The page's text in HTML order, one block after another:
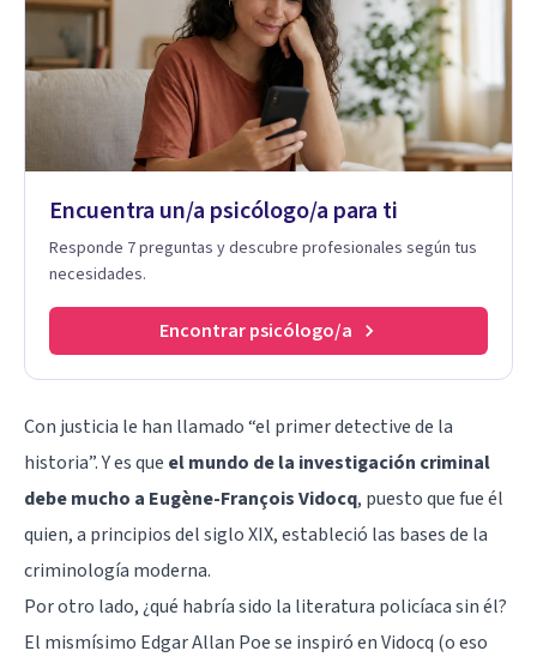
Encuentra un/a psicólogo/a para ti
Responde 7 preguntas y descubre profesionales según tus
necesidades.
Encontrar psicólogo/a
Con justicia le han llamado “el primer detective de la
historia”. Y es que el mundo de la investigación criminal
debe mucho a Eugène-François Vidocq, puesto que fue él
quien, a principios del siglo XIX, estableció las bases de la
criminología moderna.
Por otro lado, ¿qué habría sido la literatura policíaca sin él?
El mismísimo Edgar Allan Poe se inspiró en Vidocq (o eso